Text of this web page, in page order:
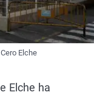
Elche
Elche ha